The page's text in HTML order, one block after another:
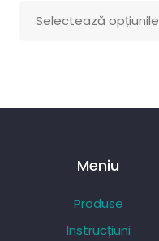
Selectează opțiunile
Acest
Meniu
Produse
Instrucțiuni